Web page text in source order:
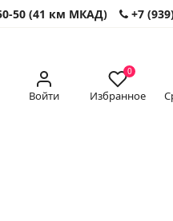
50 (41 км МКАД) +7
Войти
0
Избранное